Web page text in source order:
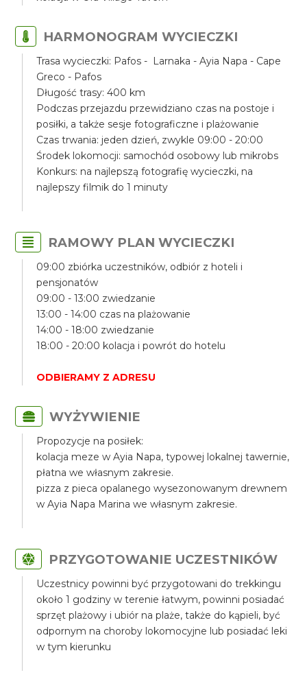
HARMONOGRAM WYCIECZKI
Trasa wycieczki: Pafos - Larnaka - Ayia Napa - Cape
Greco - Pafos
Długość trasy: 400 km
Podczas przejazdu przewidziano czas na postoje i
posiłki, a także sesje fotograficzne i plażowanie
Czas trwania: jeden dzień, zwykle 09:00 - 20:00
Środek lokomocji: samochód osobowy lub mikrobs
Konkurs: na najlepszą fotografię wycieczki, na
najlepszy filmik do 1 minuty
RAMOWY PLAN WYCIECZKI
09:00 zbiórka uczestników, odbiór z hoteli i
pensjonatów
09:00 - 13:00 zwiedzanie
13:00 - 14:00 czas na plażowanie
14:00 - 18:00 zwiedzanie
18:00 - 20:00 kolacja i powrót do hotelu
ODBIERAMY Z ADRESU
WYŻYWIENIE
Propozycje na posiłek:
kolacja meze w Ayia Napa, typowej lokalnej tawernie,
płatna we własnym zakresie.
pizza z pieca opalanego wysezonowanym drewnem
w Ayia Napa Marina we własnym zakresie.
PRZYGOTOWANIE UCZESTNIKÓW
Uczestnicy powinni być przygotowani do trekkingu
około 1 godziny w terenie łatwym, powinni posiadać
sprzęt plażowy i ubiór na plaże, także do kąpieli, być
odpornym na choroby lokomocyjne lub posiadać leki
w tym kierunku